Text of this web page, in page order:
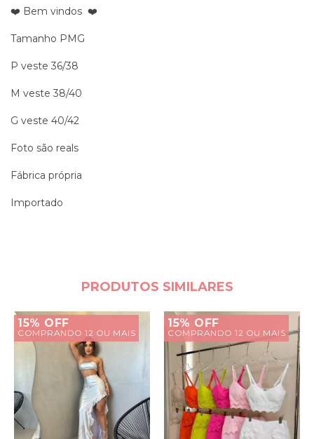
❤️ Bem vindos ❤️
Tamanho PMG
P veste 36/38
M veste 38/40
G veste 40/42
Foto são reals
Fábrica própria
Importado
PRODUTOS SIMILARES
15% OFF
COMPRANDO 12 OU MAIS
15% OFF
COMPRANDO 12 OU MAIS